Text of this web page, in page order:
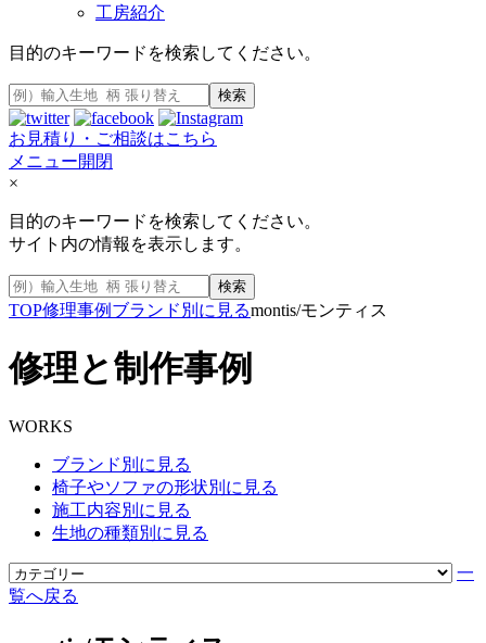
工房紹介
目的のキーワードを検索してください。
検索
お見積り・ご相談はこちら
メニュー開閉
×
目的のキーワードを検索してください。
サイト内の情報を表示します。
検索
TOP修理事例 ブランド別に見るmontis/モンティス
修理と制作事例
WORKS
ブランド別に見る
椅子やソファの形状別に見る
施工内容別に見る
生地の種類別に見る
一
覧へ戻る